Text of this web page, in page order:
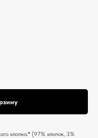
хлопка.* (97% хлопок, 3%